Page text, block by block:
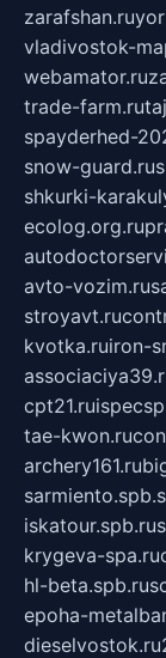
zarafshan.ru
vladivostok-
webamator.ru
trade-farm.ru
spayderhed-
snow-guard.ru
shkurki-
ecolog.org.ru
avto-vozim.ru
stroyavt.ru
kvotka.ruiron-
cpt21.ru
tae-kwon.ru
archery161.ru
iskatour.spb.ru
krygeva-spa.ru
hl-beta.spb.ru
epoha-
dieselvostok.ru